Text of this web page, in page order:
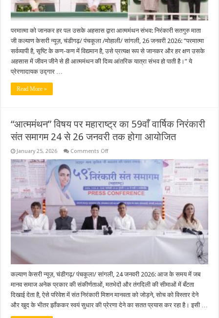
परमात्मा को जानकर हर पल उसके अहसास द्वारा आत्ममंथन संभव: निरंकारी सतगुरु माता
जी कल्याण केसरी न्यूज़, चंडीगढ़/ पंचकूला /मोहाली/ सांगली, 26 जनवरी 2026: “परमात्मा
सर्वव्यापी है, सृष्टि के कण-कण में विद्यमान है, उसे प्रत्यक्ष रूप से जानकर और हर क्षण उसके
अहसास में जीवन जीने से ही आत्ममंथन की दिव्य आंतरिक यात्रा संभव हो पाती है।” ये
प्रेरणादायक उद्गार …
Read More »
“आत्ममंथन” विषय पर महाराष्ट्र का 59वाँ वार्षिक निरंकारी
संत समागम 24 से 26 जनवरी तक होगा आयोजित
January 25, 2026 Comments Offon
विषय
महाराष्ट्र
का
59वाँ
वार्षिक
निरंकारी
संत
समागम
से
26
कल्याण केसरी न्यूज़, चंडीगढ़/ पंचकूला/ सांगली, 24 जनवरी 2026: आज के समय में जब
मानव समाज अनेक प्रकार की संकीर्णताओं, मतभेदों और तंगदिली की सीमाओं में बँटता
दिखाई देता है, ऐसे परिवेश में संत निरंकारी मिशन मानवता को जोड़ने, सोच को विस्तार देने
और खुद के भीतर झाँककर स्वयं सुधार की प्रेरणा देने का सतत प्रयास कर रहा है। इसी …